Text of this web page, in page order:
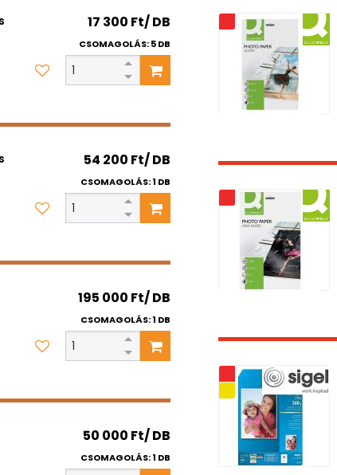
17 300 Ft/ DB
CSOMAGOLÁS: 5 DB
54 200 Ft/ DB
CSOMAGOLÁS: 1 DB
195 000 Ft/ DB
CSOMAGOLÁS: 1 DB
50 000 Ft/ DB
CSOMAGOLÁS: 1 DB